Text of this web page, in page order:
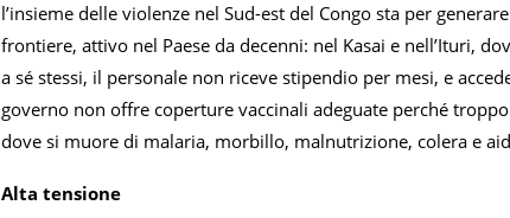
l’insieme delle violenze nel Sud-est del Congo sta per
frontiere, attivo nel Paese da decenni: nel Kasai e nell’Ituri,
a sé stessi, il personale non riceve stipendio per mesi, e
governo non offre coperture vaccinali adeguate perché
dove si muore di malaria, morbillo, malnutrizione, colera e
Alta tensione